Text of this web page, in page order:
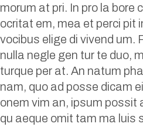
morum at pri. In pro la bore
ocritat em, mea et perci pit
vocibus elige di vivend um.
nulla negle gen tur te duo,
turque per at. An natum
nam, quo ad posse dicam
onem vim an, ipsum possit
qu aeque omit tam ma luis